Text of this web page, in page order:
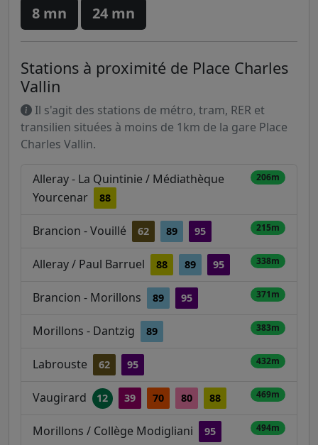
8 mn 24 mn
Stations à proximité de Place Charles
Vallin
Il s'agit des stations de métro, tram, RER et
transilien situées à moins de 1km de la gare Place
Charles Vallin.
Alleray - La Quintinie / Médiathèque
Yourcenar
88
206m
Brancion - Vouillé 62 89 95 215m
Alleray / Paul Barruel 88 89 95 338m
Brancion - Morillons 89 95 371m
Morillons - Dantzig 89 383m
Labrouste 62 95 432m
Vaugirard 12 39 70 80 88 469m
Morillons / Collège Modigliani 95 494m